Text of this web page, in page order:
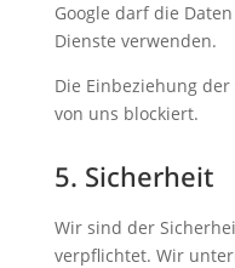
Google darf die
Dienste verwenden.
Die Einbeziehung
von uns blockiert.
5. Sicherheit
Wir sind der
verpflichtet. Wir